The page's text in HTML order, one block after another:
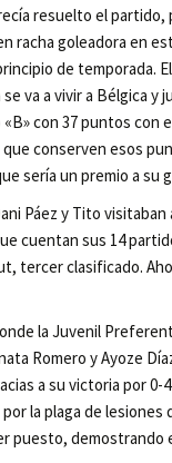
resuelto el
racha goleadora en
de temporada.
va a vivir a Bélgica y
con 37 puntos con
conserven esos
sería un premio a su
Páez y Tito
cuentan sus 14
tercer clasificado.
la Juvenil
Romero y Ayoze
a su victoria por
la plaga de
puesto, demostrando